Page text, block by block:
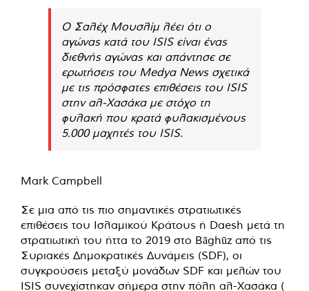
Ο Σαλέχ Μουσλίμ λέει ότι ο
αγώνας κατά του ISIS είναι ένας
διεθνής αγώνας και απάντησε σε
ερωτήσεις του Medya News σχετικά
με τις πρόσφατες επιθέσεις του ISIS
στην αλ-Χασάκα με στόχο τη
φυλακή που κρατά φυλακισμένους
5.000 μαχητές του ISIS.
Mark Campbell
Σε μια από τις πιο σημαντικές στρατιωτικές
επιθέσεις του Ισλαμικού Κράτους ή Daesh μετά τη
στρατιωτική του ήττα το 2019 στο Bāghūz από τις
Συριακές Δημοκρατικές Δυνάμεις (SDF), οι
συγκρούσεις μεταξύ μονάδων SDF και μελών του
ISIS συνεχίστηκαν σήμερα στην πόλη αλ-Χασάκα (